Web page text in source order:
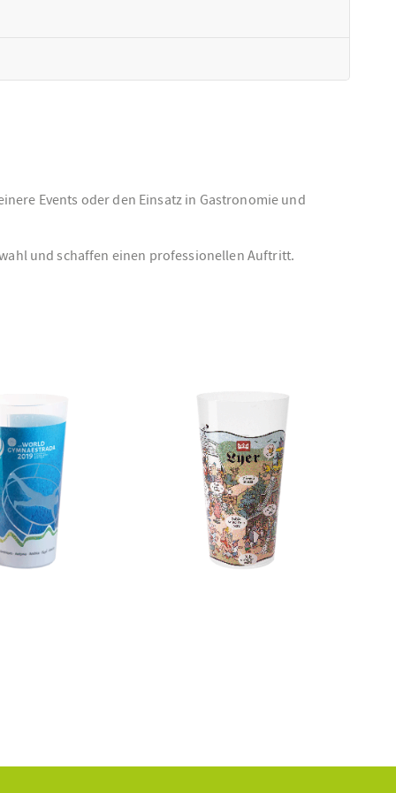
Events oder den Einsatz in Gastronomie und
und schaffen einen professionellen Auftritt.